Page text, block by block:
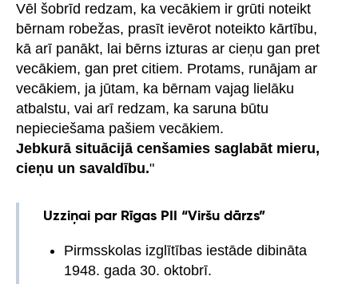
Vēl šobrīd redzam, ka vecākiem ir grūti noteikt
bērnam robežas, prasīt ievērot noteikto kārtību,
kā arī panākt, lai bērns izturas ar cieņu gan pret
vecākiem, gan pret citiem. Protams, runājam ar
vecākiem, ja jūtam, ka bērnam vajag lielāku
atbalstu, vai arī redzam, ka saruna būtu
nepieciešama pašiem vecākiem.
Jebkurā situācijā cenšamies saglabāt mieru,
cieņu un savaldību."
Uzziņai par Rīgas PII “Viršu dārzs”
Pirmsskolas izglītības iestāde dibināta
1948. gada 30. oktobrī.